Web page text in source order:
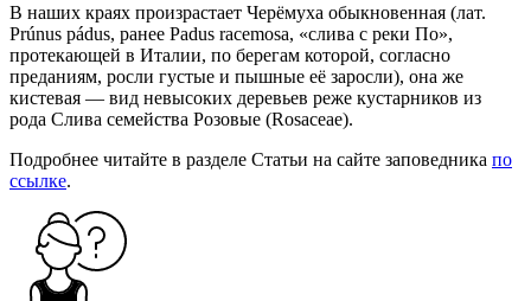
В наших краях произрастает Черёмуха обыкновенная (лат.
Prúnus pádus, ранее Padus racemosa, «слива с реки По»,
протекающей в Италии, по берегам которой, согласно
преданиям, росли густые и пышные её заросли), она же
кистевая — вид невысоких деревьев реже кустарников из
рода Слива семейства Розовые (Rosaceae).
Подробнее читайте в разделе Статьи на сайте заповедника по
ссылке.